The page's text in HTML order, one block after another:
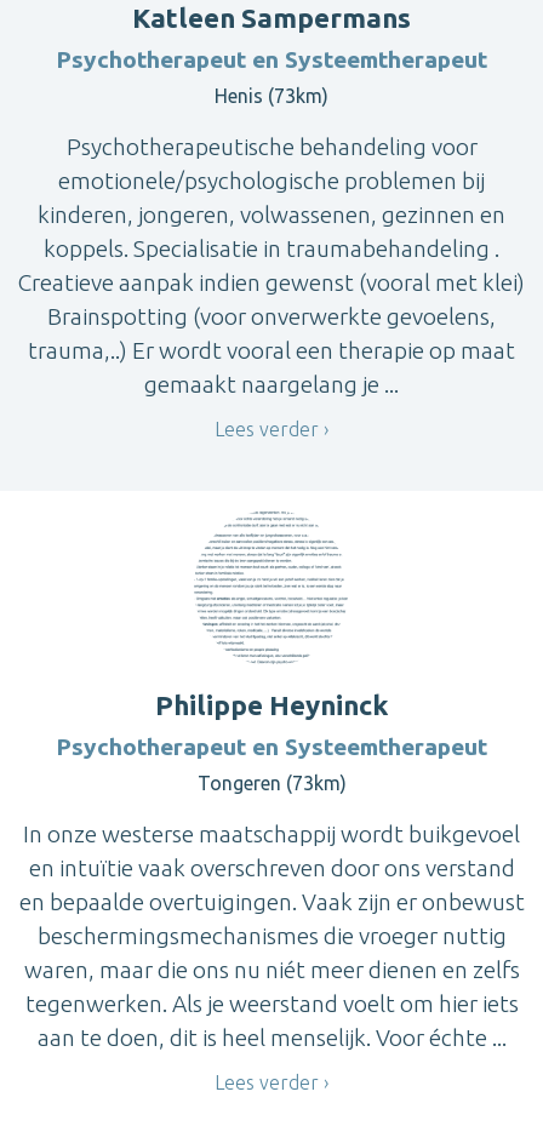
Katleen Sampermans
Psychotherapeut en Systeemtherapeut
Henis (73km)
Psychotherapeutische behandeling voor
emotionele/psychologische problemen bij
kinderen, jongeren, volwassenen, gezinnen en
koppels. Specialisatie in traumabehandeling .
Creatieve aanpak indien gewenst (vooral met klei)
Brainspotting (voor onverwerkte gevoelens,
trauma,..) Er wordt vooral een therapie op maat
gemaakt naargelang je ...
Lees verder
Philippe Heyninck
Psychotherapeut en Systeemtherapeut
Tongeren (73km)
In onze westerse maatschappij wordt buikgevoel
en intuïtie vaak overschreven door ons verstand
en bepaalde overtuigingen. Vaak zijn er onbewust
beschermingsmechanismes die vroeger nuttig
waren, maar die ons nu niét meer dienen en zelfs
tegenwerken. Als je weerstand voelt om hier iets
aan te doen, dit is heel menselijk. Voor échte ...
Lees verder